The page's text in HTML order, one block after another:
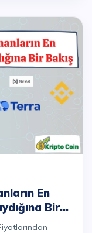
En
Bir